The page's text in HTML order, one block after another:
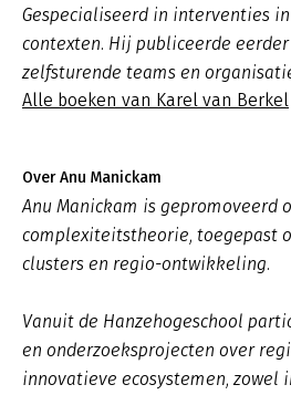
Gespecialiseerd in interventies
contexten. Hij publiceerde
zelfsturende teams en
Alle boeken van Karel van Berkel
Over Anu Manickam
Anu Manickam is gepromoveerd
complexiteitstheorie, toegepast
clusters en regio-ontwikkeling.
Vanuit de Hanzehogeschool
en onderzoeksprojecten over
innovatieve ecosystemen, zowel